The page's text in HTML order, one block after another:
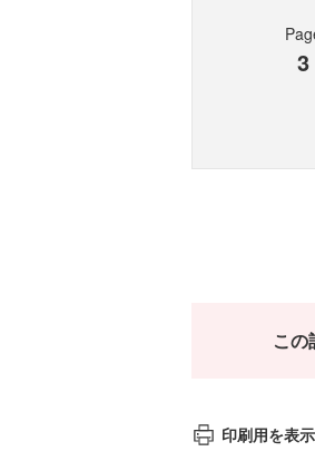
3
この
印刷用を表示